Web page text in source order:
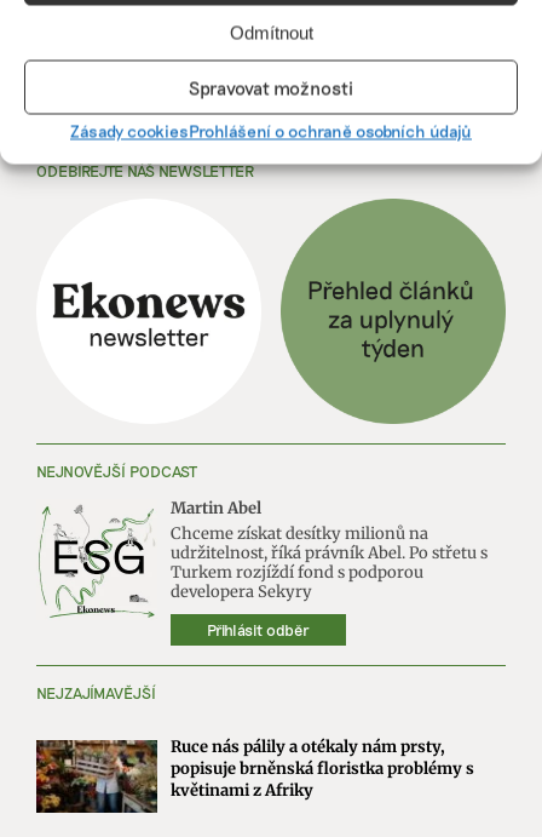
Odmítnout
Spravovat možnosti
Zásady cookiesProhlášení o ochraně osobních údajů
Předchozí
ODEBÍREJTE NÁŠ NEWSLETTER
NEJNOVĚJŠÍ PODCAST
Martin Abel
Chceme získat desítky milionů na
udržitelnost, říká právník Abel. Po střetu s
Turkem rozjíždí fond s podporou
developera Sekyry
Přihlásit odběr
NEJZAJÍMAVĚJŠÍ
Ruce nás pálily a otékaly nám prsty,
popisuje brněnská floristka problémy s
květinami z Afriky